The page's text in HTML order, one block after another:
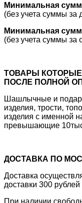
Минимальная
(без учета суммы за
Минимальная
(без учета суммы за
ТОВАРЫ
ПОСЛЕ ПОЛНОЙ
Шашлычные и
изделия, трости,
изделия с именной
превышающие
ДОСТАВКА ПО
Доставка
доставки 300
При наличии